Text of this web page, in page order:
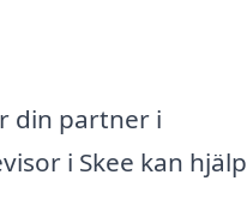
din partner i
i Skee kan